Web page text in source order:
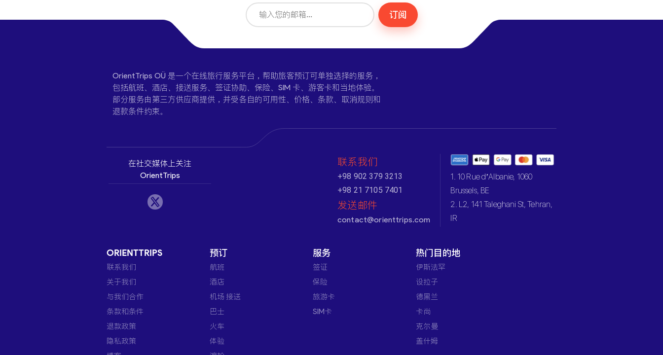
订阅
OrientTrips OÜ 是一个在线旅行服务平台，帮助旅客预订可单独选择的服务，
包括航班、酒店、接送服务、签证协助、保险、SIM 卡、游客卡和当地体验。
部分服务由第三方供应商提供，并受各自的可用性、价格、条款、取消规则和
退款条件约束。
在社交媒体上关注
OrientTrips
联系我们
+98 902 379 3213
+98 21 7105 7401
发送邮件
contact@orienttrips.com
1. 10 Rue d’Albanie, 1060
Brussels, BE
2. L2, 141 Taleghani St, Tehran,
IR
ORIENTTRIPS
联系我们
关于我们
与我们合作
条款和条件
退款政策
隐私政策
预订
航班
酒店
机场 接送
巴士
火车
体验
服务
签证
保险
旅游卡
SIM卡
热门目的地
伊斯法罕
设拉子
德黑兰
卡尚
克尔曼
盖什姆